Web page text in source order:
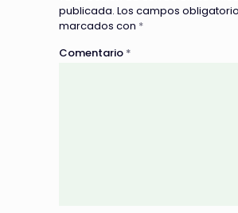
publicada. Los campos
marcados con *
Comentario *